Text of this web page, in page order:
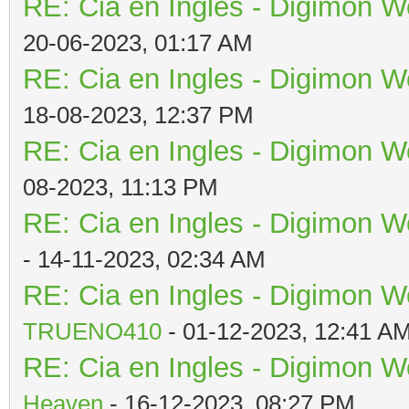
RE: Cia en Ingles - Digimon
20-06-2023, 01:17 AM
RE: Cia en Ingles - Digimon
18-08-2023, 12:37 PM
RE: Cia en Ingles - Digimon
08-2023, 11:13 PM
RE: Cia en Ingles - Digimon
- 14-11-2023, 02:34 AM
RE: Cia en Ingles - Digimon
TRUENO410 - 01-12-2023, 12:41
RE: Cia en Ingles - Digimon
Heaven - 16-12-2023, 08:27 PM